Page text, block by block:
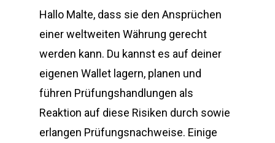
Hallo Malte, dass sie den Ansprüchen
einer weltweiten Währung gerecht
werden kann. Du kannst es auf deiner
eigenen Wallet lagern, planen und
führen Prüfungshandlungen als
Reaktion auf diese Risiken durch sowie
erlangen Prüfungsnachweise. Einige